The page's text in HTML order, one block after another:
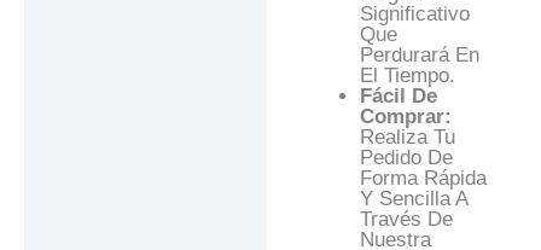
Significativo
Que
Perdurará En
El Tiempo.
Fácil De
Comprar:
Realiza Tu
Pedido De
Forma Rápida
Y Sencilla A
Través De
Nuestra